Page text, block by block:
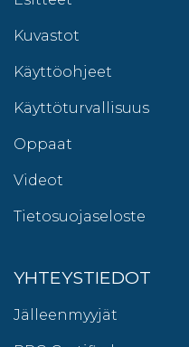
Kuvastot
Käyttöohjeet
Käyttöturvallisuus
Oppaat
Videot
Tietosuojaseloste
YHTEYSTIEDOT
Jälleenmyyjät